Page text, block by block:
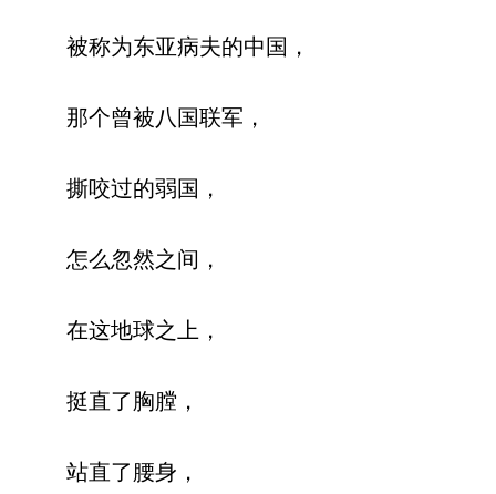
被称为东亚病夫的中国，
那个曾被八国联军，
撕咬过的弱国，
怎么忽然之间，
在这地球之上，
挺直了胸膛，
站直了腰身，